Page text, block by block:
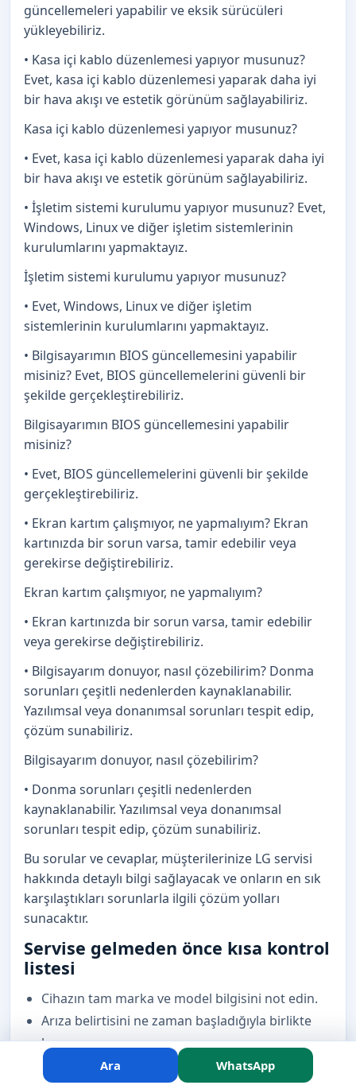
güncellemeleri yapabilir ve eksik sürücüleri
yükleyebiliriz.
• Kasa içi kablo düzenlemesi yapıyor musunuz?
Evet, kasa içi kablo düzenlemesi yaparak daha iyi
bir hava akışı ve estetik görünüm sağlayabiliriz.
Kasa içi kablo düzenlemesi yapıyor musunuz?
• Evet, kasa içi kablo düzenlemesi yaparak daha iyi
bir hava akışı ve estetik görünüm sağlayabiliriz.
• İşletim sistemi kurulumu yapıyor musunuz? Evet,
Windows, Linux ve diğer işletim sistemlerinin
kurulumlarını yapmaktayız.
İşletim sistemi kurulumu yapıyor musunuz?
• Evet, Windows, Linux ve diğer işletim
sistemlerinin kurulumlarını yapmaktayız.
• Bilgisayarımın BIOS güncellemesini yapabilir
misiniz? Evet, BIOS güncellemelerini güvenli bir
şekilde gerçekleştirebiliriz.
Bilgisayarımın BIOS güncellemesini yapabilir
misiniz?
• Evet, BIOS güncellemelerini güvenli bir şekilde
gerçekleştirebiliriz.
• Ekran kartım çalışmıyor, ne yapmalıyım? Ekran
kartınızda bir sorun varsa, tamir edebilir veya
gerekirse değiştirebiliriz.
Ekran kartım çalışmıyor, ne yapmalıyım?
• Ekran kartınızda bir sorun varsa, tamir edebilir
veya gerekirse değiştirebiliriz.
• Bilgisayarım donuyor, nasıl çözebilirim? Donma
sorunları çeşitli nedenlerden kaynaklanabilir.
Yazılımsal veya donanımsal sorunları tespit edip,
çözüm sunabiliriz.
Bilgisayarım donuyor, nasıl çözebilirim?
• Donma sorunları çeşitli nedenlerden
kaynaklanabilir. Yazılımsal veya donanımsal
sorunları tespit edip, çözüm sunabiliriz.
Bu sorular ve cevaplar, müşterilerinize LG servisi
hakkında detaylı bilgi sağlayacak ve onların en sık
karşılaştıkları sorunlarla ilgili çözüm yolları
sunacaktır.
Servise gelmeden önce kısa kontrol
listesi
Cihazın tam marka ve model bilgisini not edin.
Arıza belirtisini ne zaman başladığıyla birlikte
kısaca yazın.
Veri riski varsa format, kurtarma veya rastgele
Ara WhatsApp